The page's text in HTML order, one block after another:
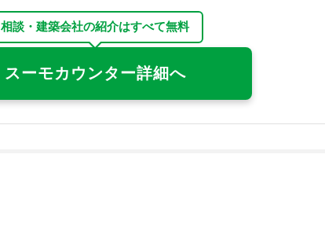
相談・建築会社の紹介はすべて無料
スーモカウンター詳細へ